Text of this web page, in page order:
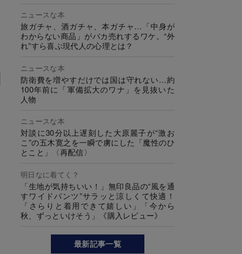
ニュースな本
旅ガチャ、酒ガチャ、本ガチャ…「中身が
わからない商品」がバカ売れするワケ。“外
れ”すら喜ぶ現代人の心理とは？
ニュースな本
防衛費を増やすだけでは国は守れない…約
100年前に「軍備拡大のワナ」を見抜いた
人物
ニュースな本
対談に30分以上遅刻した大原麗子が“激お
こ”の五木寛之を一瞬で虜にした「魔性のひ
とこと」〈再配信〉
明日なに着てく？
「生地が気持ちいい！」無印良品の“風を通
すワイドパンツ”サラッと涼しくて快適！
「さらりと着用できて嬉しい」「今から
秋、ずっといけそう」《購入レビュー》
最新記事一覧